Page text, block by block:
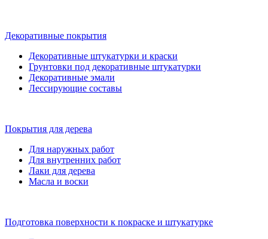
Декоративные покрытия
Декоративные штукатурки и краски
Грунтовки под декоративные штукатурки
Декоративные эмали
Лессирующие составы
Покрытия для дерева
Для наружных работ
Для внутренних работ
Лаки для дерева
Масла и воски
Подготовка поверхности к покраске и штукатурке